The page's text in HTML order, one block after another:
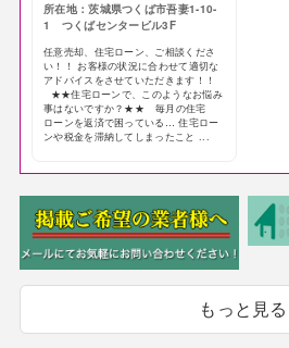
所在地：茨城県つくば市吾妻1-10-
1 つくばセンタービル3F
任意売却、住宅ローン、ご相談くださ
い！！ お客様の状況に合わせて適切な
アドバイスをさせていただきます！！
★★住宅ローンで、このようなお悩み
事はないですか？★★ 毎月の住宅
ローンを返済で困っている… 住宅ロー
ンや税金を滞納してしまったこと ...
もっと見る